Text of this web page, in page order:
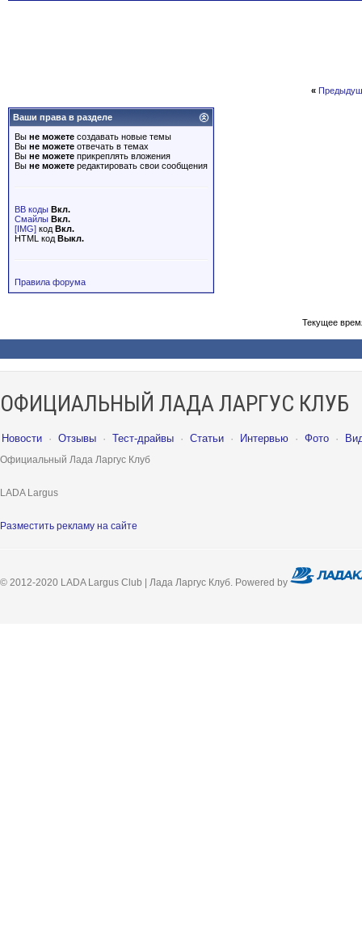
«
Ваши права в разделе
Вы не можете создавать новые темы
Вы не можете отвечать в темах
Вы не можете прикреплять вложения
Вы не можете редактировать свои сообщения
BB коды Вкл.
Смайлы Вкл.
[IMG] код Вкл.
HTML код Выкл.
Правила форума
Текущее
ОФИЦИАЛЬНЫЙ ЛАДА ЛАРГУС КЛУБ
Новости · Отзывы · Тест-драйвы · Статьи · Интервью · Фото ·
Официальный Лада Ларгус Клуб
LADA Largus
Разместить рекламу на сайте
© 2012-2020 LADA Largus Club | Лада Ларгус Клуб. Powered by